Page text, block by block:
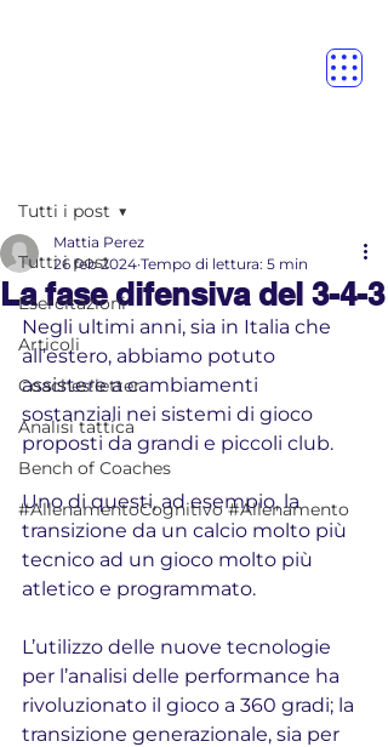
Tutti i post
Esercitazioni
Articoli
Coaches!letter
Analisi tattica
Bench of Coaches
#AllenamentoCognitivo #Allenamento
Tutti i post
La fase difensiva del 3-4-3
Mattia Perez
26 feb 2024 Tempo di lettura: 5 min
Negli ultimi anni, sia in Italia che
all’estero, abbiamo potuto
assistere a cambiamenti
sostanziali nei sistemi di gioco
proposti da grandi e piccoli club.
Uno di questi, ad esempio, la
transizione da un calcio molto più
tecnico ad un gioco molto più
atletico e programmato.
L’utilizzo delle nuove tecnologie
per l’analisi delle performance ha
rivoluzionato il gioco a 360 gradi; la
transizione generazionale, sia per